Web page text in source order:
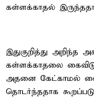
கள்ளக்காதல்
இதுகுறித்து அறிந்த
கள்ளக்காதலை
அதனை கேட்காமல்
தொடர்ந்ததாக